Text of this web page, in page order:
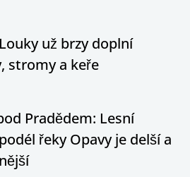
už brzy doplní
stromy a keře
Pradědem: Lesní
řeky Opavy je delší a